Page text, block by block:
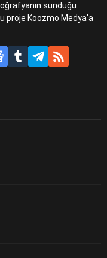
sunduğu
proje Koozmo Medya'a